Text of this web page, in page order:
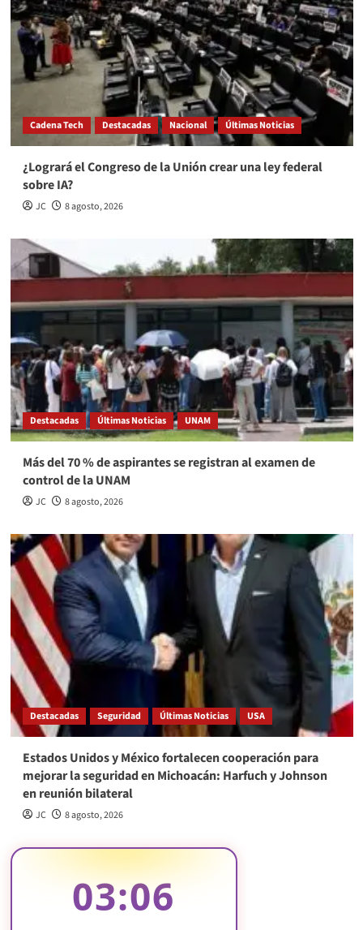
Cadena Tech Destacadas Nacional Últimas Noticias
¿Logrará el Congreso de la Unión crear una ley federal
sobre IA?
JC 8 agosto, 2026
Destacadas Últimas Noticias UNAM
Más del 70 % de aspirantes se registran al examen de
control de la UNAM
JC 8 agosto, 2026
Destacadas Seguridad Últimas Noticias USA
Estados Unidos y México fortalecen cooperación para
mejorar la seguridad en Michoacán: Harfuch y Johnson
en reunión bilateral
JC 8 agosto, 2026
03:06